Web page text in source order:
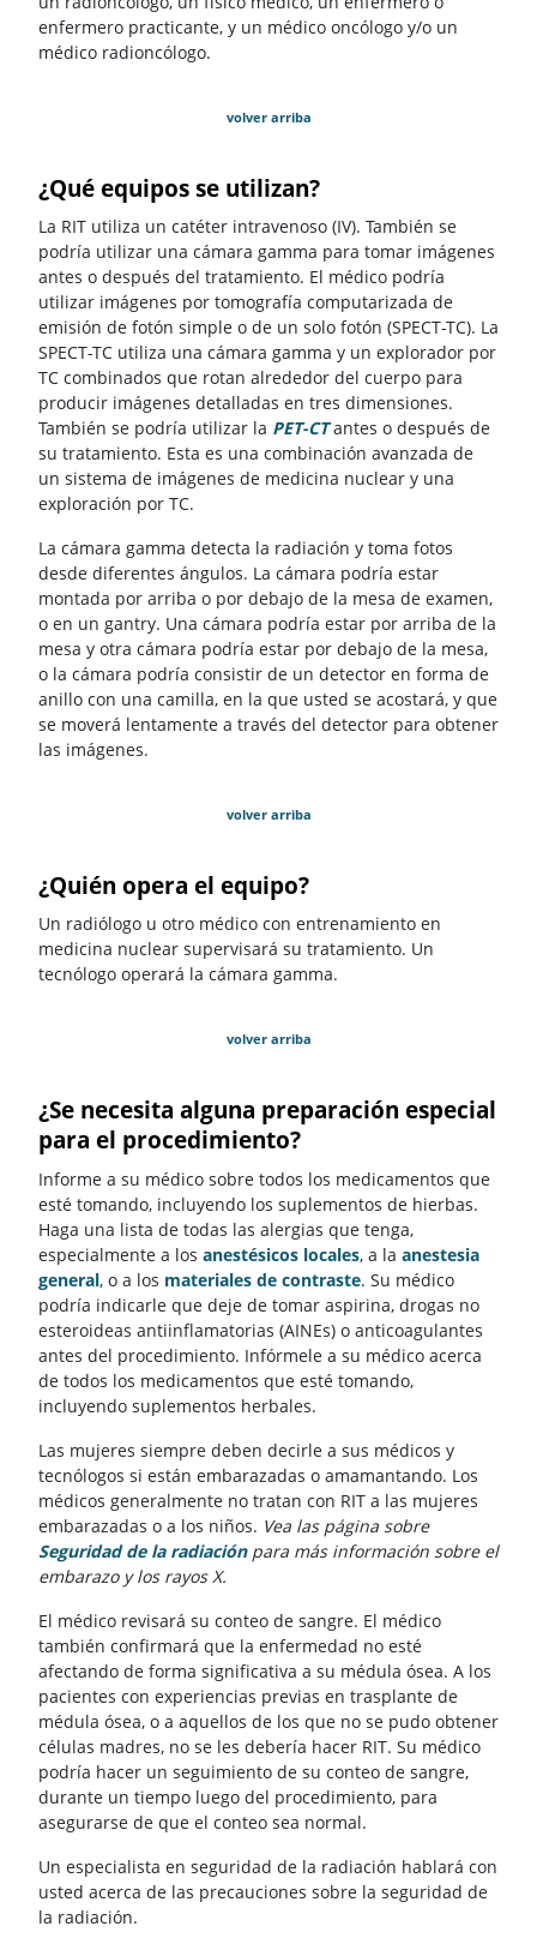
enfermero practicante, y un médico oncólogo y/o un
médico radioncólogo.
volver arriba
¿Qué equipos se utilizan?
La RIT utiliza un catéter intravenoso (IV). También se
podría utilizar una cámara gamma para tomar imágenes
antes o después del tratamiento. El médico podría
utilizar imágenes por tomografía computarizada de
emisión de fotón simple o de un solo fotón (SPECT-TC). La
SPECT-TC utiliza una cámara gamma y un explorador por
TC combinados que rotan alrededor del cuerpo para
producir imágenes detalladas en tres dimensiones.
También se podría utilizar la PET-CTantes o después de
su tratamiento. Esta es una combinación avanzada de
un sistema de imágenes de medicina nuclear y una
exploración por TC.
La cámara gamma detecta la radiación y toma fotos
desde diferentes ángulos. La cámara podría estar
montada por arriba o por debajo de la mesa de examen,
o en un gantry. Una cámara podría estar por arriba de la
mesa y otra cámara podría estar por debajo de la mesa,
o la cámara podría consistir de un detector en forma de
anillo con una camilla, en la que usted se acostará, y que
se moverá lentamente a través del detector para obtener
las imágenes.
volver arriba
¿Quién opera el equipo?
Un radiólogo u otro médico con entrenamiento en
medicina nuclear supervisará su tratamiento. Un
tecnólogo operará la cámara gamma.
volver arriba
¿Se necesita alguna preparación especial
para el procedimiento?
Informe a su médico sobre todos los medicamentos que
esté tomando, incluyendo los suplementos de hierbas.
Haga una lista de todas las alergias que tenga,
especialmente a los anestésicos locales, a la anestesia
general, o a los materiales de contraste. Su médico
podría indicarle que deje de tomar aspirina, drogas no
esteroideas antiinflamatorias (AINEs) o anticoagulantes
antes del procedimiento. Infórmele a su médico acerca
de todos los medicamentos que esté tomando,
incluyendo suplementos herbales.
Las mujeres siempre deben decirle a sus médicos y
tecnólogos si están embarazadas o amamantando. Los
médicos generalmente no tratan con RIT a las mujeres
embarazadas o a los niños. Vea las página sobre
Seguridad de la radiaciónpara más información sobre el
embarazo y los rayos X.
El médico revisará su conteo de sangre. El médico
también confirmará que la enfermedad no esté
afectando de forma significativa a su médula ósea. A los
pacientes con experiencias previas en trasplante de
médula ósea, o a aquellos de los que no se pudo obtener
células madres, no se les debería hacer RIT. Su médico
podría hacer un seguimiento de su conteo de sangre,
durante un tiempo luego del procedimiento, para
asegurarse de que el conteo sea normal.
Un especialista en seguridad de la radiación hablará con
usted acerca de las precauciones sobre la seguridad de
la radiación.